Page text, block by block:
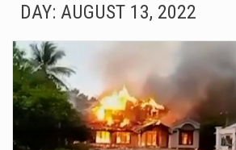
DAY: AUGUST 13, 2022